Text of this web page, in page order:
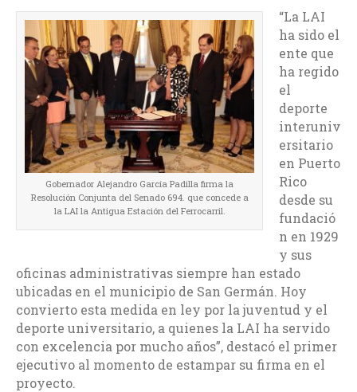
Gobernador Alejandro García Padilla firma la
Resolución Conjunta del Senado 694. que concede a
la LAI la Antigua Estación del Ferrocarril.
“La LAI
ha sido el
ente que
ha regido
el
deporte
interuniv
ersitario
en Puerto
Rico
desde su
fundació
n en 1929
y sus
oficinas administrativas siempre han estado
ubicadas en el municipio de San Germán. Hoy
convierto esta medida en ley por la juventud y el
deporte universitario, a quienes la LAI ha servido
con excelencia por mucho años”, destacó el primer
ejecutivo al momento de estampar su firma en el
proyecto.